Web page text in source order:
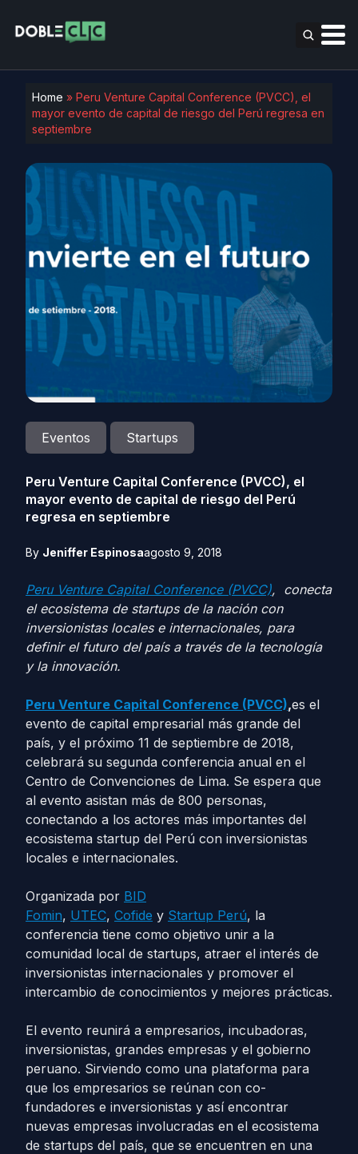
Home » Peru Venture Capital Conference (PVCC), el
mayor evento de capital de riesgo del Perú regresa en
septiembre
Eventos Startups
Peru Venture Capital Conference (PVCC), el
mayor evento de capital de riesgo del Perú
regresa en septiembre
By Jeniffer Espinosaagosto 9, 2018
Peru Venture Capital Conference (PVCC), conecta
el ecosistema de startups de la nación con
inversionistas locales e internacionales, para
definir el futuro del país a través de la tecnología
y la innovación.
Peru Venture Capital Conference (PVCC),es el
evento de capital empresarial más grande del
país, y el próximo 11 de septiembre de 2018,
celebrará su segunda conferencia anual en el
Centro de Convenciones de Lima. Se espera que
al evento asistan más de 800 personas,
conectando a los actores más importantes del
ecosistema startup del Perú con inversionistas
locales e internacionales.
Organizada por BID
Fomin, UTEC, Cofide y Startup Perú, la
conferencia tiene como objetivo unir a la
comunidad local de startups, atraer el interés de
inversionistas internacionales y promover el
intercambio de conocimientos y mejores prácticas.
El evento reunirá a empresarios, incubadoras,
inversionistas, grandes empresas y el gobierno
peruano. Sirviendo como una plataforma para
que los empresarios se reúnan con co-
fundadores e inversionistas y así encontrar
nuevas empresas involucradas en el ecosistema
de startups del país, que se encuentren en una